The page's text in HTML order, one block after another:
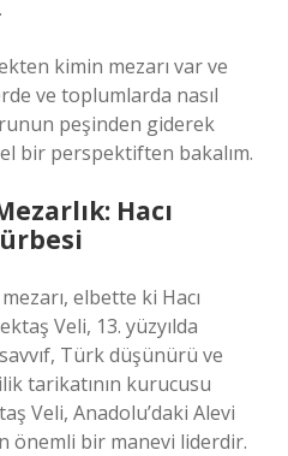
kimin mezarı var ve
ve toplumlarda nasıl
peşinden giderek
bir perspektiften bakalım.
Hacı
elbette ki Hacı
Veli, 13. yüzyılda
Türk düşünürü ve
tarikatının kurucusu
Veli, Anadolu’daki Alevi
önemli bir manevi liderdir.